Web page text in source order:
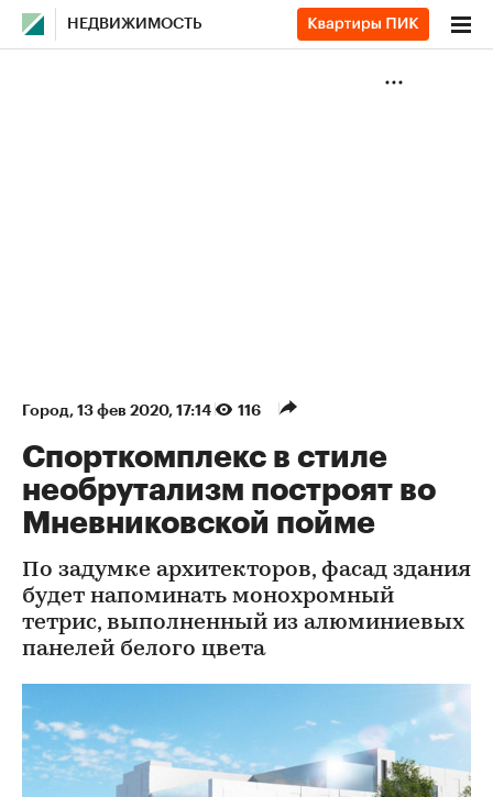
НЕДВИЖИМОСТЬ
Город⁠, 13 фев 2020, 17:14 116
Спорткомплекс в стиле
необрутализм построят во
Мневниковской пойме
По задумке архитекторов, фасад здания
будет напоминать монохромный
тетрис, выполненный из алюминиевых
панелей белого цвета